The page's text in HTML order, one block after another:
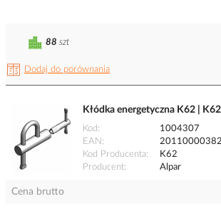
Dodaj do porównania
88 szt
Kłódka energetyczna K62 |
Kod
1004307
EAN
Kod Producenta
K62
Producent
Alpar
Cena brutto